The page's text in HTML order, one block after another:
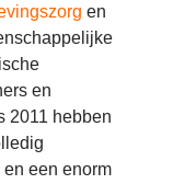
en
en
2011 hebben
en een enorm